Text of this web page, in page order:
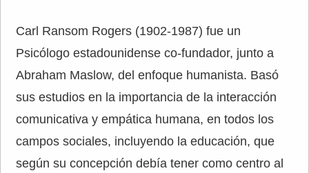
Carl Ransom Rogers (1902-1987) fue un
Psicólogo estadounidense co-fundador, junto a
Abraham Maslow, del enfoque humanista. Basó
sus estudios en la importancia de la interacción
comunicativa y empática humana, en todos los
campos sociales, incluyendo la educación, que
según su concepción debía tener como centro al